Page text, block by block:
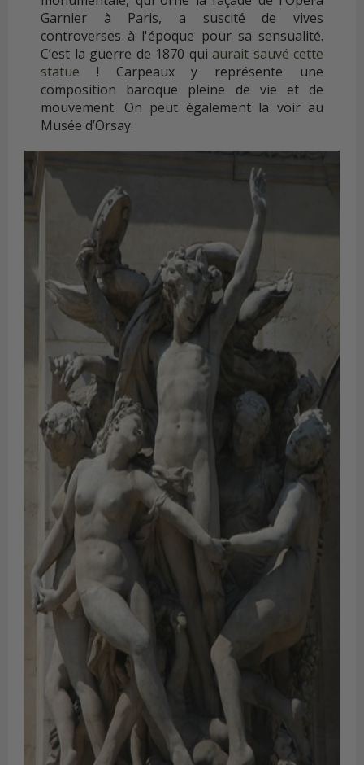
Garnier à Paris, a suscité de vives
controverses à l'époque pour sa sensualité.
C’est la guerre de 1870 qui aurait sauvé cette
statue ! Carpeaux y représente une
composition baroque pleine de vie et de
mouvement. On peut également la voir au
Musée d’Orsay.